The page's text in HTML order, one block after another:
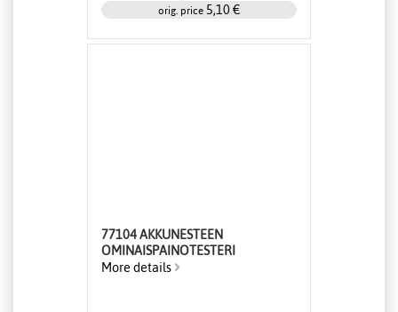
orig. price 5,10 €
77104 AKKUNESTEEN
OMINAISPAINOTESTERI
More details